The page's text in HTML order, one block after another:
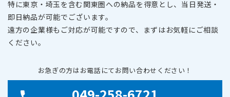
特に東京・埼玉を含む関東圏への納品を得意とし、当日発送・
即日納品が可能でございます。
遠方の企業様もご対応が可能ですので、まずはお気軽にご相談
ください。
お急ぎの方はお電話にてお問い合わせください！